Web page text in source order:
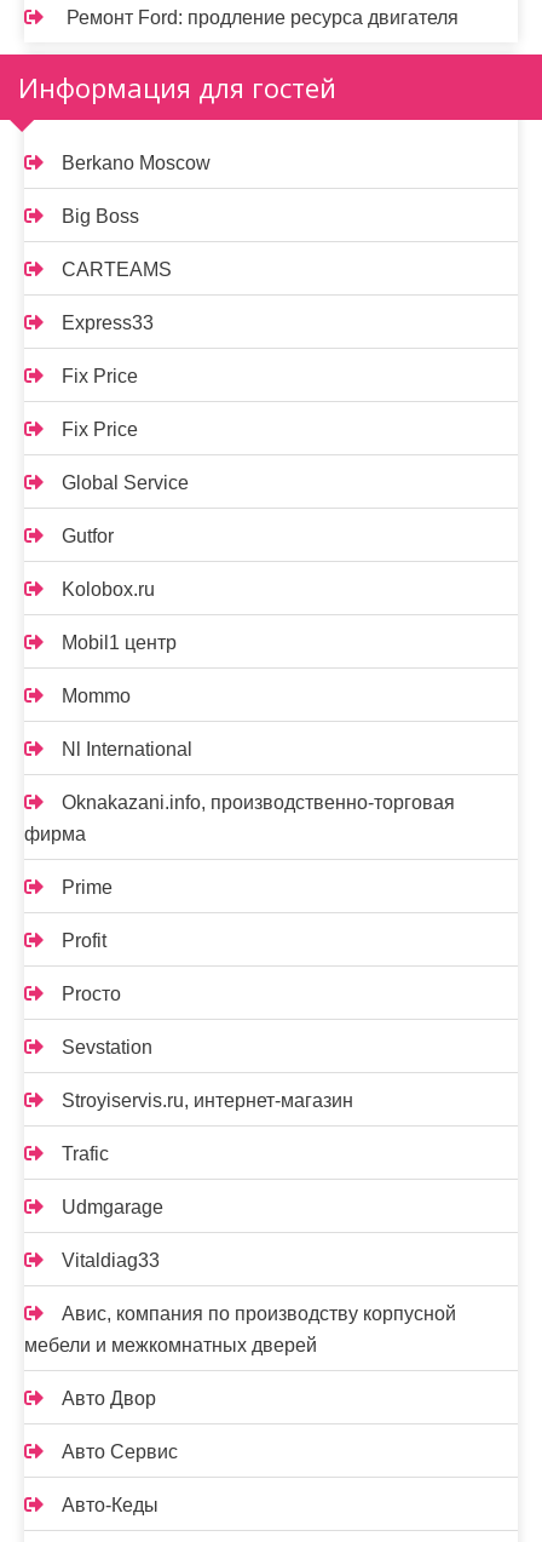
Ремонт Ford: продление ресурса двигателя
Информация для гостей
Berkano Moscow
Big Boss
CARTEAMS
Express33
Fix Price
Fix Price
Global Service
Gutfor
Kolobox.ru
Mobil1 центр
Mommo
Nl International
Oknakazani.info, производственно-торговая
фирма
Prime
Profit
Proсто
Sevstation
Stroyiservis.ru, интернет-магазин
Trafic
Udmgarage
Vitaldiag33
Авис, компания по производству корпусной
мебели и межкомнатных дверей
Авто Двор
Авто Сервис
Авто-Кеды